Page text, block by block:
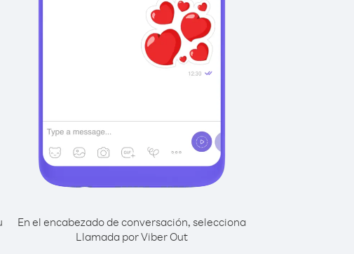
En el encabezado de conversación, selecciona
Llamada por Viber Out